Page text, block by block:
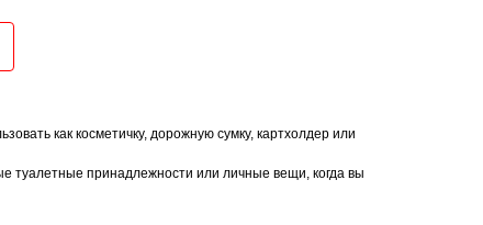
как косметичку, дорожную сумку, картхолдер или
туалетные принадлежности или личные вещи, когда вы